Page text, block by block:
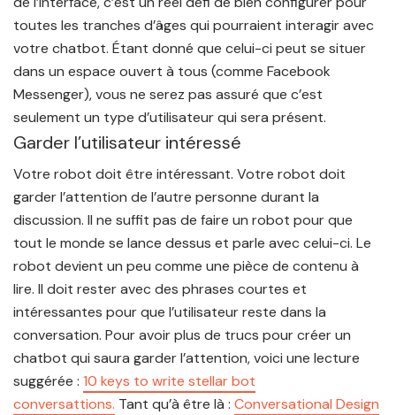
toutes les tranches d’âges qui pourraient interagir avec
votre chatbot. Étant donné que celui-ci peut se situer
dans un espace ouvert à tous (comme Facebook
Messenger), vous ne serez pas assuré que c’est
seulement un type d’utilisateur qui sera présent.
Garder l’utilisateur intéressé
Votre robot doit être intéressant. Votre robot doit
garder l’attention de l’autre personne durant la
discussion. Il ne suffit pas de faire un robot pour que
tout le monde se lance dessus et parle avec celui-ci. Le
robot devient un peu comme une pièce de contenu à
lire. Il doit rester avec des phrases courtes et
intéressantes pour que l’utilisateur reste dans la
conversation. Pour avoir plus de trucs pour créer un
chatbot qui saura garder l’attention, voici une lecture
suggérée : 10 keys to write stellar bot
conversattions. Tant qu’à être là : Conversational Design